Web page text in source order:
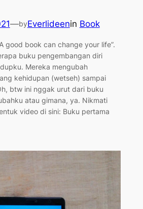
—byEverlideenin Book
good book can change your life”.
buku pengembangan diri
Mereka mengubah
kehidupan (wetseh) sampai
btw ini nggak urut dari buku
atau gimana, ya. Nikmati
video di sini: Buku pertama